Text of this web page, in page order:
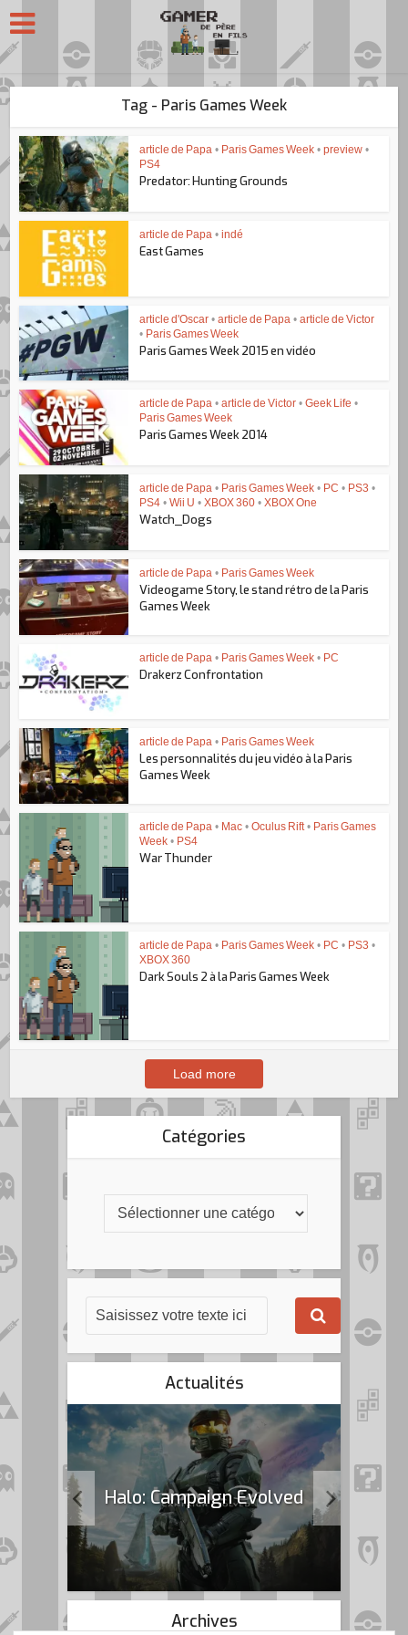
Tag - Paris Games Week
article de Papa • Paris Games Week • preview •
PS4
Predator: Hunting Grounds
article de Papa • indé
East Games
article d'Oscar • article de Papa • article de Victor
• Paris Games Week
Paris Games Week 2015 en vidéo
article de Papa • article de Victor • Geek Life •
Paris Games Week
Paris Games Week 2014
article de Papa • Paris Games Week • PC • PS3 •
PS4 • Wii U • XBOX 360 • XBOX One
Watch_Dogs
article de Papa • Paris Games Week
Videogame Story, le stand rétro de la Paris
Games Week
article de Papa • Paris Games Week • PC
Drakerz Confrontation
article de Papa • Paris Games Week
Les personnalités du jeu vidéo à la Paris
Games Week
article de Papa • Mac • Oculus Rift • Paris Games
Week • PS4
War Thunder
article de Papa • Paris Games Week • PC • PS3 •
XBOX 360
Dark Souls 2 à la Paris Games Week
Load more
Catégories
Actualités
Halo: Campaign Evolved
Archives